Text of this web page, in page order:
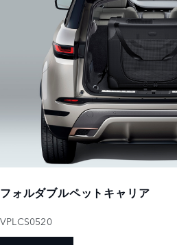
フォルダブルペットキャリア
VPLCS0520